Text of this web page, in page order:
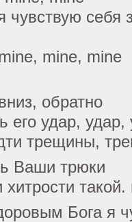
себя
mine, mine
обратно
его удар, удар,
трещины,
Ваши трюки
Бога я